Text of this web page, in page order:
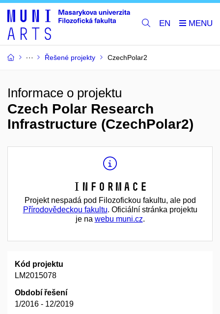
EN
Řešené projekty CzechPolar2
Informace o projektu
Czech Polar Research
Infrastructure (CzechPolar2)
Informace
Projekt nespadá pod Filozofickou fakultu, ale pod
Přírodovědeckou fakultu. Oficiální stránka projektu
je na webu muni.cz.
Kód projektu
LM2015078
Období řešení
1/2016 - 12/2019